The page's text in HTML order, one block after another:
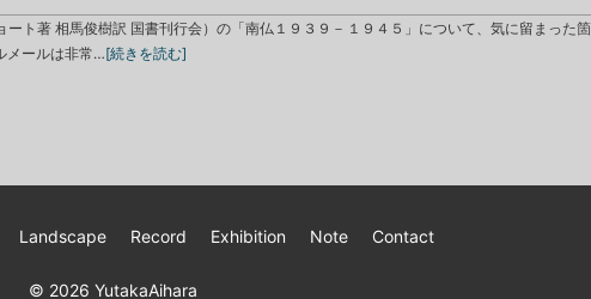
ート著 相馬俊樹訳 国書刊行会）の「南仏１９３９－１９４５」について、気に留まった箇
メールは非常…[続きを読む]
Landscape Record Exhibition Note Contact
© 2026 YutakaAihara